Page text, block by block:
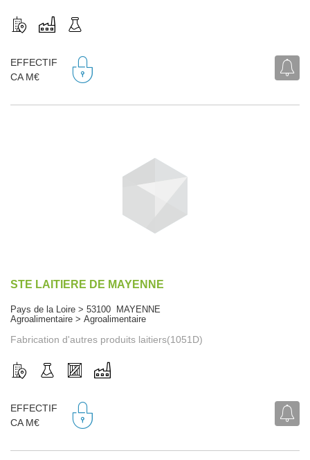
EFFECTIF
CA M€
STE LAITIERE DE MAYENNE
Pays de la Loire > 53100 MAYENNE
Agroalimentaire > Agroalimentaire
Fabrication d'autres produits laitiers(1051D)
EFFECTIF
CA M€